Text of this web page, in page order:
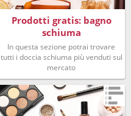
Prodotti gratis: bagno
schiuma
In questa sezione potrai trovare
tutti i doccia schiuma più venduti sul
mercato